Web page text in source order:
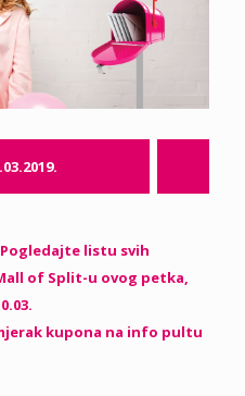
listu svih
of Split-u ovog petka,
kupona na info pultu